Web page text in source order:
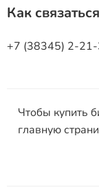
Как связаться
+7 (38345) 2-
Чтобы купить
главную